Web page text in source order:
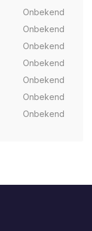
Onbekend
Onbekend
Onbekend
Onbekend
Onbekend
Onbekend
Onbekend